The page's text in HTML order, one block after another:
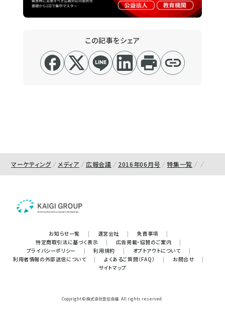
この記事をシェア
マーケティング メディア 広報会議 2016年06月号 特集一覧
お知らせ一覧 | 運営会社 | 免責事項
|
特定商取引法に基づく表示
| 広告掲載・協賛のご案内
|
プライバシーポリシー
| 利用規約 | オプトアウトについて
|
利用者情報の外部送信について
| よくあるご質問（FAQ） | お問合せ
|
サイトマップ
Copyright © 株式会社宣伝会議. All rights reserved.